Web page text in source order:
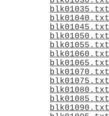
blk01035.txt
blk01040.txt
blk01045.txt
blk01050.txt
blk01055.txt
blk01060.txt
blk01065.txt
blk01070.txt
blk01075.txt
blk01080.txt
blk01085.txt
blk01090.txt